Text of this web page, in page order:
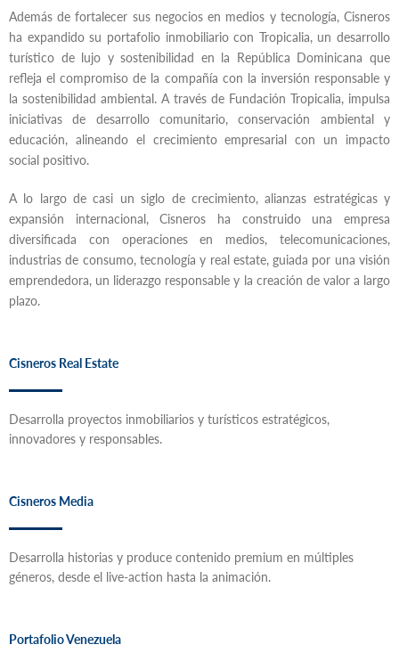
Además de fortalecer sus negocios en medios y tecnología, Cisneros
ha expandido su portafolio inmobiliario con Tropicalia, un desarrollo
turístico de lujo y sostenibilidad en la República Dominicana que
refleja el compromiso de la compañía con la inversión responsable y
la sostenibilidad ambiental. A través de Fundación Tropicalia, impulsa
iniciativas de desarrollo comunitario, conservación ambiental y
educación, alineando el crecimiento empresarial con un impacto
social positivo.
A lo largo de casi un siglo de crecimiento, alianzas estratégicas y
expansión internacional, Cisneros ha construido una empresa
diversificada con operaciones en medios, telecomunicaciones,
industrias de consumo, tecnología y real estate, guiada por una visión
emprendedora, un liderazgo responsable y la creación de valor a largo
plazo.
Cisneros Real Estate
Desarrolla proyectos inmobiliarios y turísticos estratégicos,
innovadores y responsables.
Cisneros Media
Desarrolla historias y produce contenido premium en múltiples
géneros, desde el live-action hasta la animación.
Portafolio Venezuela